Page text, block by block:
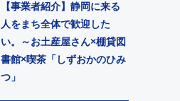
【事業者紹介】静岡に来る
人をまち全体で歓迎した
い。～お土産屋さん×棚貸図
書館×喫茶「しずおかのひみ
つ」